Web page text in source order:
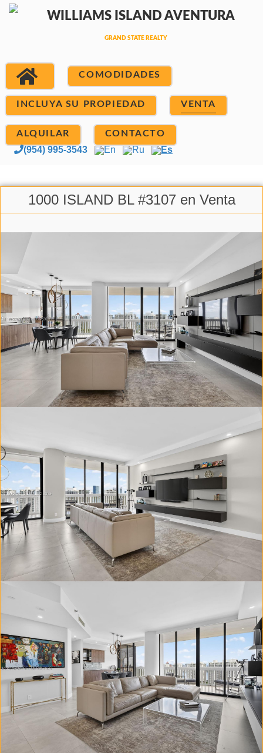
COMODIDADES
INCLUYA SU PROPIEDAD VENTA
ALQUILAR CONTACTO
(954) 995-3543 En Ru Es
1000 ISLAND BL #3107 en Venta